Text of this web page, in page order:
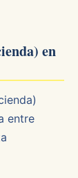
en
entre